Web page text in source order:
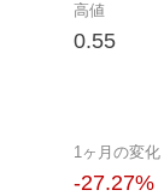
高値
0.55
1ヶ月の変化
-27.27%